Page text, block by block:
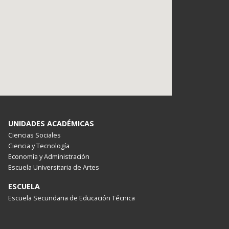
UNIDADES ACADÉMICAS
Ciencias Sociales
Ciencia y Tecnología
Economía y Administración
Escuela Universitaria de Artes
ESCUELA
Escuela Secundaria de Educación Técnica